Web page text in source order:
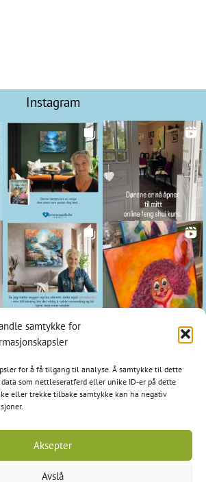
samtykke for
for å få tilgang til analyse. Å samtykke til dette
som nettleseratferd eller unike ID-er på dette
eller trekke tilbake samtykke kan ha negativ
Aksepter
Avslå
Instagram
Kontakt
Hjerteromsgalleriet
1798 Aremark
post@hjerteromsgalleriet.no
Tlf: 95 97 97 24